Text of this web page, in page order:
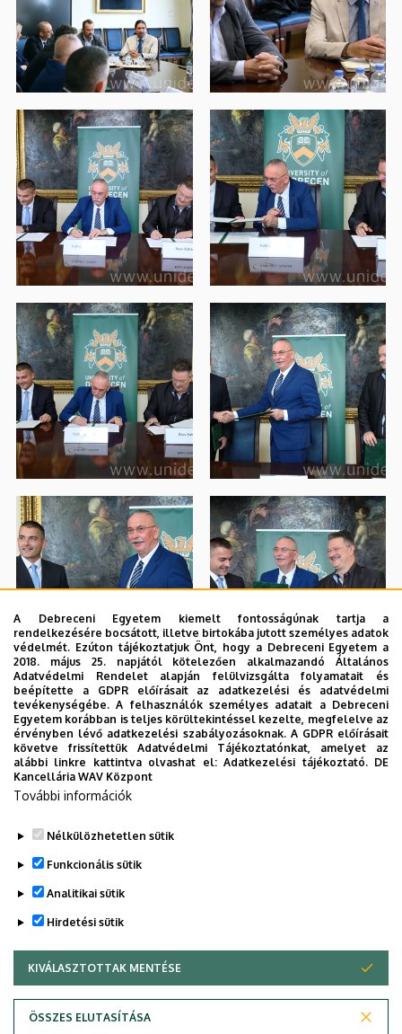
Adatvédelem
A Debreceni Egyetem kiemelt fontosságúnak tartja a
rendelkezésére bocsátott, illetve birtokába jutott személyes adatok
védelmét. Ezúton tájékoztatjuk Önt, hogy a Debreceni Egyetem a
2018. május 25. napjától kötelezően alkalmazandó Általános
Adatvédelmi Rendelet alapján felülvizsgálta folyamatait és
beépítette a GDPR előírásait az adatkezelési és adatvédelmi
tevékenységébe. A felhasználók személyes adatait a Debreceni
Egyetem korábban is teljes körültekintéssel kezelte, megfelelve az
érvényben lévő adatkezelési szabályozásoknak. A GDPR előírásait
követve frissítettük Adatvédelmi Tájékoztatónkat, amelyet az
alábbi linkre kattintva olvashat el:Adatkezelési tájékoztató. DE
Kancellária WAV Központ
További információk
Nélkülözhetetlen sütik
Funkcionális sütik
Analitikai sütik
Hirdetési sütik
KIVÁLASZTOTTAK MENTÉSE
ÖSSZES ELUTASÍTÁSA
WITHDRAW CONSENT